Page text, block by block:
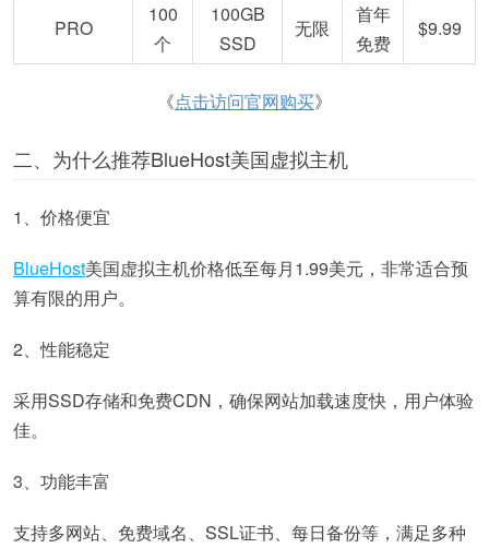
PRO
100
个
100GB
SSD
无限
首年
免费
$9.99
《点击访问官网购买》
二、为什么推荐BlueHost美国虚拟主机
1、价格便宜
BlueHost美国虚拟主机价格低至每月1.99美元，非常适合预
算有限的用户。
2、性能稳定
采用SSD存储和免费CDN，确保网站加载速度快，用户体验
佳。
3、功能丰富
支持多网站、免费域名、SSL证书、每日备份等，满足多种